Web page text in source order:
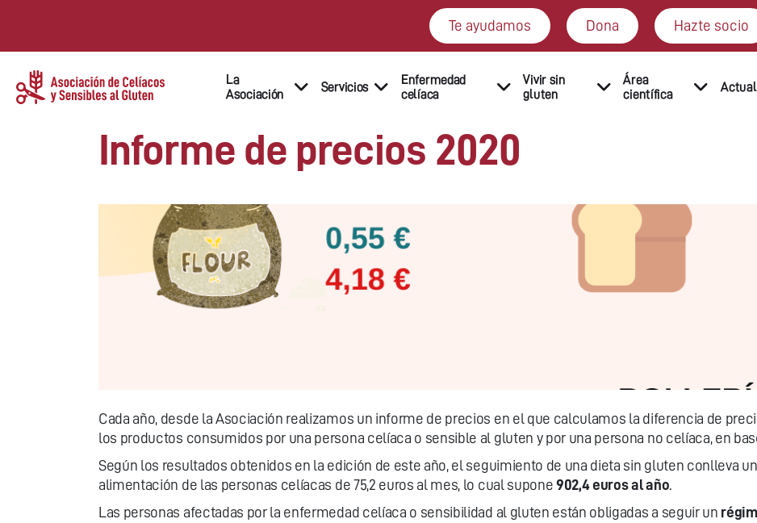
Te ayudamos Dona Hazte socio
La
Asociación
Servicios
Enfermedad
celíaca
Vivir sin
gluten
Área
científica
Informe de precios 2020
Cada año, desde la Asociación realizamos un informe de precios en el que calculamos la diferencia de
los productos consumidos por una persona celíaca o sensible al gluten y por una persona no celíaca, en
Según los resultados obtenidos en la edición de este año, el seguimiento de una dieta sin gluten conlleva
alimentación de las personas celíacas de 75,2 euros al mes, lo cual supone 902,4 euros al año.
Las personas afectadas por la enfermedad celíaca o sensibilidad al gluten están obligadas a seguir un